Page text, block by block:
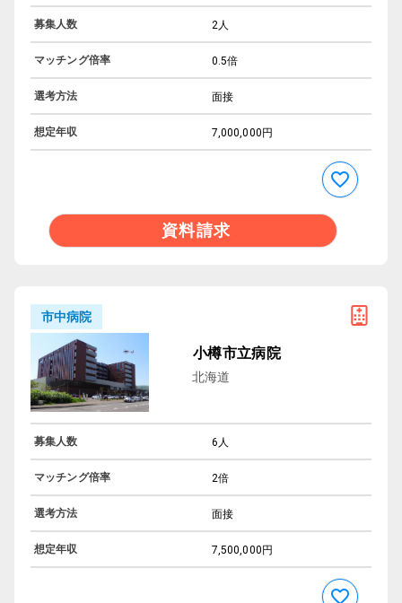
募集人数 2人
マッチング倍率 0.5倍
選考方法 面接
想定年収 7,000,000円
資料請求
市中病院
小樽市立病院
北海道
募集人数 6人
マッチング倍率 2倍
選考方法 面接
想定年収 7,500,000円